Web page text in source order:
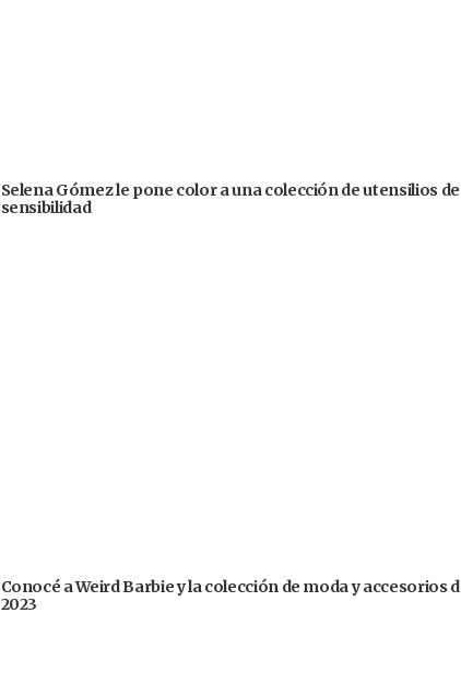
Selena Gómez le pone color a una colección de utensilios
sensibilidad
Conocé a Weird Barbie y la colección de moda y accesorios
2023